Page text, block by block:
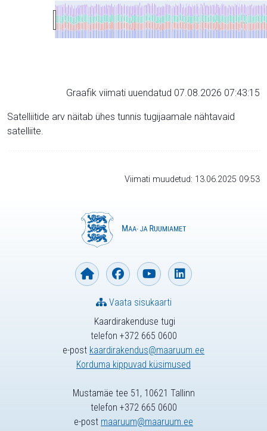
Graafik viimati uuendatud 07.08.2026 07:43:15
Satelliitide arv näitab ühes tunnis tugijaamale nähtavaid
satelliite.
Viimati muudetud: 13.06.2025 09:53
Kaardirakenduse tugi
telefon +372 665 0600
e-post kaardirakendus@maaruum.ee
Korduma kippuvad küsimused
Vaata sisukaarti
Mustamäe tee 51, 10621 Tallinn
telefon +372 665 0600
e-post maaruum@maaruum.ee